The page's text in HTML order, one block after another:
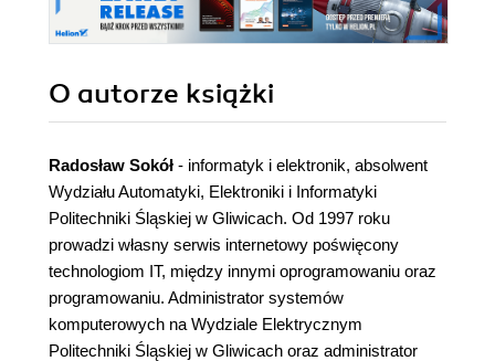
O autorze książki
Radosław Sokół - informatyk i elektronik, absolwent
Wydziału Automatyki, Elektroniki i Informatyki
Politechniki Śląskiej w Gliwicach. Od 1997 roku
prowadzi własny serwis internetowy poświęcony
technologiom IT, między innymi oprogramowaniu oraz
programowaniu. Administrator systemów
komputerowych na Wydziale Elektrycznym
Politechniki Śląskiej w Gliwicach oraz administrator